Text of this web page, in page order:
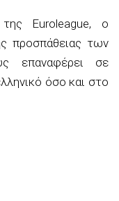
Euroleague, ο
προσπάθειας των
επαναφέρει σε
όσο και στο